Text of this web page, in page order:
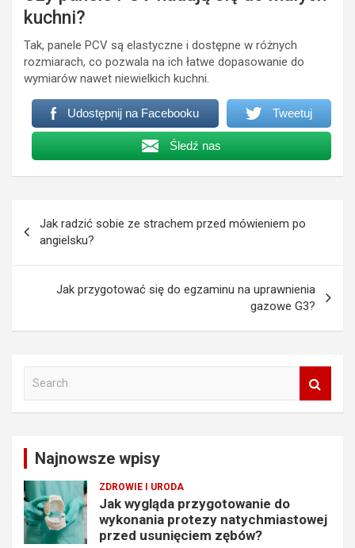
kuchni?
Tak, panele PCV są elastyczne i dostępne w różnych
rozmiarach, co pozwala na ich łatwe dopasowanie do
wymiarów nawet niewielkich kuchni.
Udostępnij na Facebooku Tweetuj
Śledź nas
wpisu
Jak radzić sobie ze strachem przed mówieniem po
angielsku?
Jak przygotować się do egzaminu na uprawnienia
gazowe G3?
Najnowsze wpisy
ZDROWIE I URODA
Jak wygląda przygotowanie do
wykonania protezy natychmiastowej
przed usunięciem zębów?